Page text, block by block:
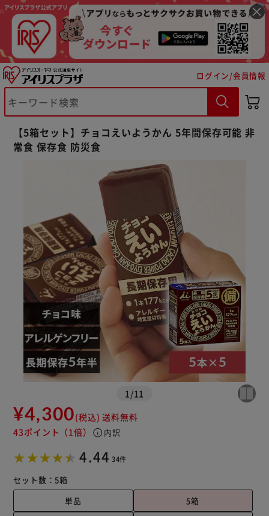
ログイン/会員情報
【5箱セット】チョコえいようかん 5年間保存可能 非
常食 保存食 防災食
1 /11
¥4,300(税込) 送料無料
43ポイント （1倍） info 内訳
4.44 34件
セット数：5箱
単品
5箱
※ご確認ください
カートに入れる 購入手続きへ